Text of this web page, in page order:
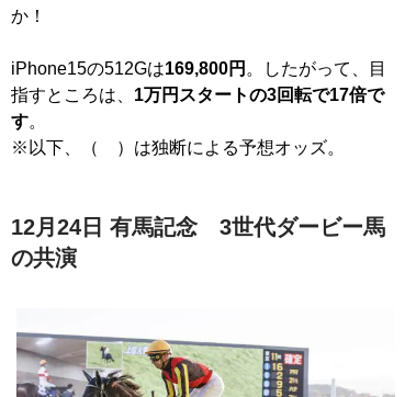
か！
iPhone15の512Gは169,800円 。したがって、目
指すところは、 1万円スタートの3回転で17倍で
す。
※以下、（ ）は独断による予想オッズ。
12月24日 有馬記念 3世代ダービー馬
の共演